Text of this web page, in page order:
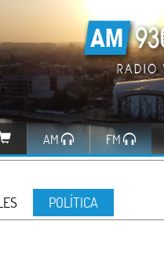
AM FM
POLÍTICA